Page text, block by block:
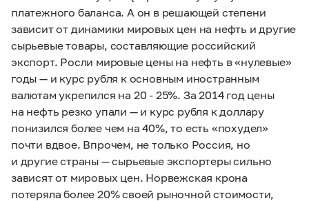
платежного баланса. А он в решающей степени
зависит от динамики мировых цен на нефть и другие
сырьевые товары, составляющие российский
экспорт. Росли мировые цены на нефть в «нулевые»
годы — и курс рубля к основным иностранным
валютам укрепился на 20 - 25%. За 2014 год цены
на нефть резко упали — и курс рубля к доллару
понизился более чем на 40%, то есть «похудел»
почти вдвое. Впрочем, не только Россия, но
и другие страны — сырьевые экспортеры сильно
зависят от мировых цен. Норвежская крона
потеряла более 20% своей рыночной стоимости,